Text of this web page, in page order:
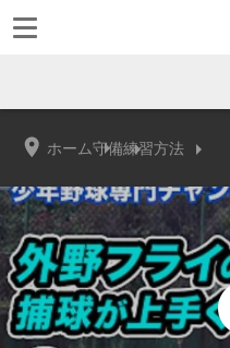
ホーム守備練習方法